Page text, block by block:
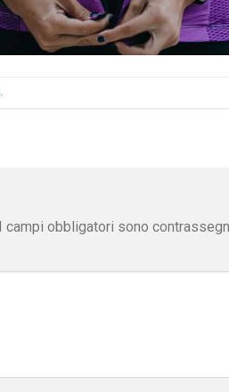
I campi obbligatori sono